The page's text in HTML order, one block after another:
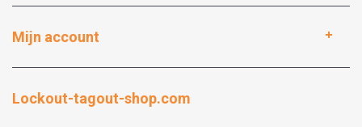
Mijn account
Lockout-tagout-shop.com